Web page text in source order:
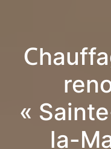
«
la-